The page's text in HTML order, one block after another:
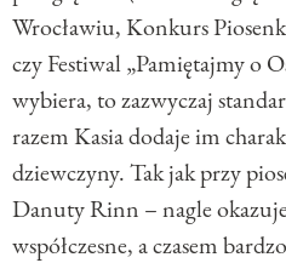
Wrocławiu, Konkurs
czy Festiwal „Pamiętajmy o
wybiera, to zazwyczaj
razem Kasia dodaje im
dziewczyny. Tak jak przy
Danuty Rinn – nagle okazuje
współczesne, a czasem